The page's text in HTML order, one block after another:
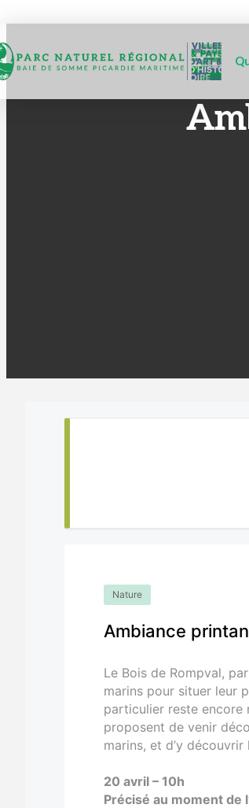
Nature
Ambiance
Le Bois de Rompval,
marins pour situer leur
particulier reste encore
proposent de venir
marins, et d’y
20 avril – 10h
Précisé au moment de